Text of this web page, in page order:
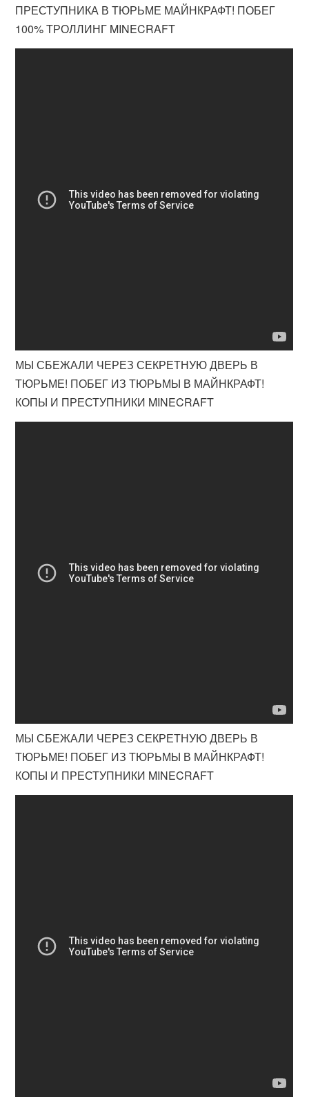
ПРЕСТУПНИКА В ТЮРЬМЕ МАЙНКРАФТ! ПОБЕГ
100% ТРОЛЛИНГ MINECRAFT
МЫ СБЕЖАЛИ ЧЕРЕЗ СЕКРЕТНУЮ ДВЕРЬ В
ТЮРЬМЕ! ПОБЕГ ИЗ ТЮРЬМЫ В МАЙНКРАФТ!
КОПЫ И ПРЕСТУПНИКИ MINECRAFT
МЫ СБЕЖАЛИ ЧЕРЕЗ СЕКРЕТНУЮ ДВЕРЬ В
ТЮРЬМЕ! ПОБЕГ ИЗ ТЮРЬМЫ В МАЙНКРАФТ!
КОПЫ И ПРЕСТУПНИКИ MINECRAFT